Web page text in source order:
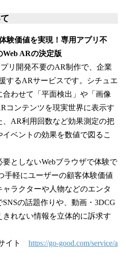
験価値を実現！専用アプリ不
Web ARの決定版
リ開発不要のAR制作で、企業
するARサービスです。シチュエ
わせて「平面検出」や「画像
コンテンツを現実世界に表示す
、AR利用回数など効果測定の把
ベントの効果を数値で図るこ
としないWebブラウザで体験で
手軽にユーザーの顧客体験価値
ラクターや人物などのエンタ
の話題作りや、動画・3DCG
れない情報を立体的に訴求す
イト https://go-good.com/service/a